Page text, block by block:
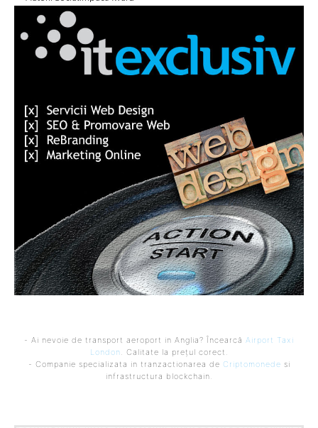
- Ai nevoie de transport aeroport in Anglia? Încearcă Airport Taxi
London. Calitate la prețul corect.
- Companie specializata in tranzactionarea de Criptomonede si
infrastructura blockchain.